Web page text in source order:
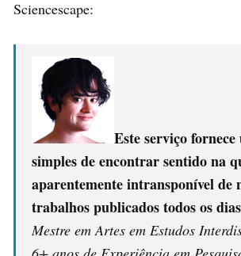
Sciencescape:
Este serviço
simples de encontrar sentido na
aparentemente intransponível de
trabalhos publicados todos os dias
Mestre em Artes em Estudos